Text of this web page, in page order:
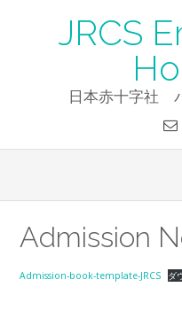
JRCS
日本赤十字社
Admission
Admission-book-template-JRCS ダ